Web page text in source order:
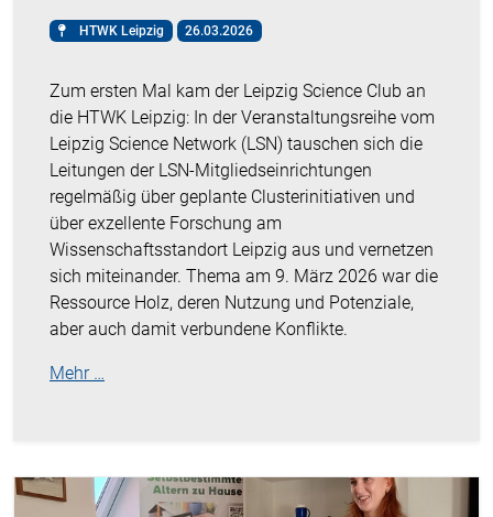
HTWK Leipzig 26.03.2026
Zum ersten Mal kam der Leipzig Science Club an
die HTWK Leipzig: In der Veranstaltungsreihe vom
Leipzig Science Network (LSN) tauschen sich die
Leitungen der LSN-Mitgliedseinrichtungen
regelmäßig über geplante Clusterinitiativen und
über exzellente Forschung am
Wissenschaftsstandort Leipzig aus und vernetzen
sich miteinander. Thema am 9. März 2026 war die
Ressource Holz, deren Nutzung und Potenziale,
aber auch damit verbundene Konflikte.
Mehr …